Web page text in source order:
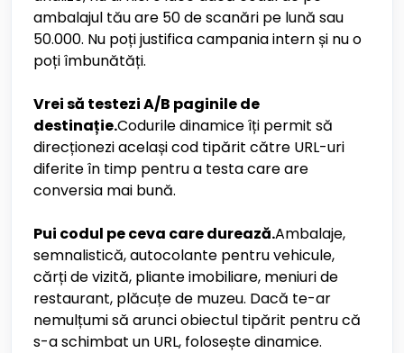
ambalajul tău are 50 de scanări pe lună sau
50.000. Nu poți justifica campania intern și nu o
poți îmbunătăți.
Vrei să testezi A/B paginile de
destinație.Codurile dinamice îți permit să
direcționezi același cod tipărit către URL-uri
diferite în timp pentru a testa care are
conversia mai bună.
Pui codul pe ceva care durează.Ambalaje,
semnalistică, autocolante pentru vehicule,
cărți de vizită, pliante imobiliare, meniuri de
restaurant, plăcuțe de muzeu. Dacă te-ar
nemulțumi să arunci obiectul tipărit pentru că
s-a schimbat un URL, folosește dinamice.